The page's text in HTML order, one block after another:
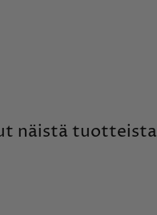
näistä tuotteista